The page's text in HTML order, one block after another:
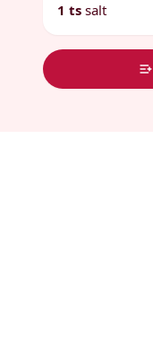
1 ts salt